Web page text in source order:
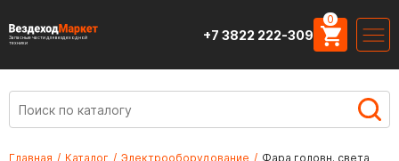
Запасные части для вездеходной
техники
+7 3822 222-309
0
Главная / Каталог / Электрооборудование / Фара головн. света